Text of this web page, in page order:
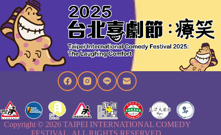
Copyright © 2026 TAIPEI INTERNATIONAL COMEDY